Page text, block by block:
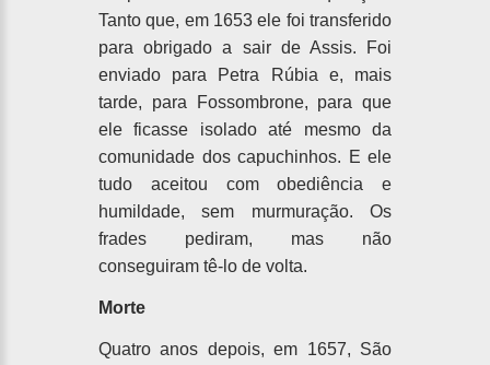
Tanto que, em 1653 ele foi transferido
para obrigado a sair de Assis. Foi
enviado para Petra Rúbia e, mais
tarde, para Fossombrone, para que
ele ficasse isolado até mesmo da
comunidade dos capuchinhos. E ele
tudo aceitou com obediência e
humildade, sem murmuração. Os
frades pediram, mas não
conseguiram tê-lo de volta.
Morte
Quatro anos depois, em 1657, São